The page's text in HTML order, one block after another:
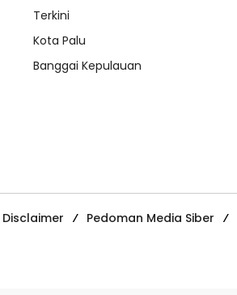
Terkini
Kota Palu
Banggai Kepulauan
Disclaimer Pedoman Media Siber